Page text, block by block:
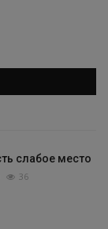
слабое место
36